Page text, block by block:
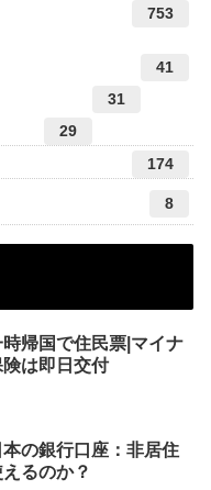
753
41
31
29
174
8
帰国で住民票|マイナ
は即日交付
の銀行口座：非居住
るのか？